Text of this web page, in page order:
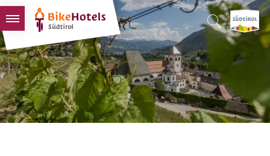
BIKEHOTELS
HOTELS & PACCHETTI
TOUR & TERRITORI
L'ALTO ADIGE & NOI